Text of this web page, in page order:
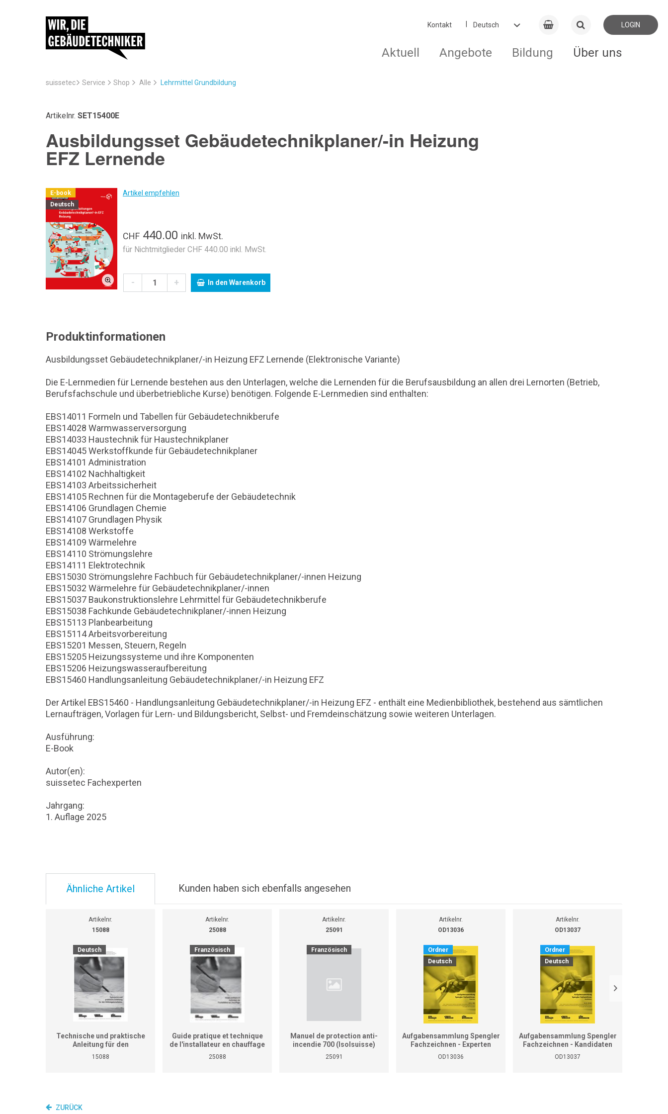
Kontakt LOGIN
Aktuell Angebote Bildung Über uns
suissetec Service Shop Alle Lehrmittel Grundbildung
Artikelnr. SET15400E
Ausbildungsset Gebäudetechnikplaner/-in Heizung
EFZ Lernende
E-book
Deutsch
Artikel empfehlen
CHF 440.00 inkl. MwSt.
für Nichtmitglieder CHF 440.00 inkl. MwSt.
- + In den Warenkorb
Produktinformationen
Ausbildungsset Gebäudetechnikplaner/-in Heizung EFZ Lernende (Elektronische Variante)
Die E-Lernmedien für Lernende bestehen aus den Unterlagen, welche die Lernenden für die Berufsausbildung an allen drei Lernorten (Betrieb,
Berufsfachschule und überbetriebliche Kurse) benötigen. Folgende E-Lernmedien sind enthalten:
EBS14011 Formeln und Tabellen für Gebäudetechnikberufe
EBS14028 Warmwasserversorgung
EBS14033 Haustechnik für Haustechnikplaner
EBS14045 Werkstoffkunde für Gebäudetechnikplaner
EBS14101 Administration
EBS14102 Nachhaltigkeit
EBS14103 Arbeitssicherheit
EBS14105 Rechnen für die Montageberufe der Gebäudetechnik
EBS14106 Grundlagen Chemie
EBS14107 Grundlagen Physik
EBS14108 Werkstoffe
EBS14109 Wärmelehre
EBS14110 Strömungslehre
EBS14111 Elektrotechnik
EBS15030 Strömungslehre Fachbuch für Gebäudetechnikplaner/-innen Heizung
EBS15032 Wärmelehre für Gebäudetechnikplaner/-innen
EBS15037 Baukonstruktionslehre Lehrmittel für Gebäudetechnikberufe
EBS15038 Fachkunde Gebäudetechnikplaner/-innen Heizung
EBS15113 Planbearbeitung
EBS15114 Arbeitsvorbereitung
EBS15201 Messen, Steuern, Regeln
EBS15205 Heizungssysteme und ihre Komponenten
EBS15206 Heizungswasseraufbereitung
EBS15460 Handlungsanleitung Gebäudetechnikplaner/-in Heizung EFZ
Der Artikel EBS15460 - Handlungsanleitung Gebäudetechnikplaner/-in Heizung EFZ - enthält eine Medienbibliothek, bestehend aus sämtlichen
Lernaufträgen, Vorlagen für Lern- und Bildungsbericht, Selbst- und Fremdeinschätzung sowie weiteren Unterlagen.
Ausführung:
E-Book
Autor(en):
suissetec Fachexperten
Jahrgang:
1. Auflage 2025
Ähnliche Artikel Kunden haben sich ebenfalls angesehen
Artikelnr.
15088
Deutsch
Technische und praktische
Anleitung für den
Heizungsinstallateur (ersetzt
nicht den praktischen
15088
Artikelnr.
25088
Französisch
Guide pratique et technique
de l'installateur en chauffage
(Ne remplace pas le manuel
de travaux pratiques pour
25088
Artikelnr.
25091
Französisch
Manuel de protection anti-
incendie 700 (Isolsuisse)
25091
Artikelnr.
OD13036
Ordner
Deutsch
Aufgabensammlung Spengler
Fachzeichnen - Experten
OD13036
Artikelnr.
OD13037
Ordner
Deutsch
Aufgabensammlung Spengler
Fachzeichnen - Kandidaten
OD13037
ZURÜCK